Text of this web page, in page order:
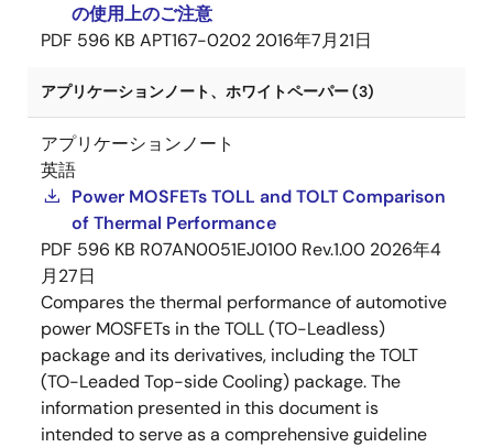
の使用上のご注意
PDF 596 KB APT167-0202 2016年7月21日
アプリケーションノート、ホワイトペーパー (3)
アプリケーションノート
英語
Power MOSFETs TOLL and TOLT Comparison
of Thermal Performance
PDF 596 KB R07AN0051EJ0100 Rev.1.00 2026年4
月27日
Compares the thermal performance of automotive
power MOSFETs in the TOLL (TO-Leadless)
package and its derivatives, including the TOLT
(TO-Leaded Top-side Cooling) package. The
information presented in this document is
intended to serve as a comprehensive guideline